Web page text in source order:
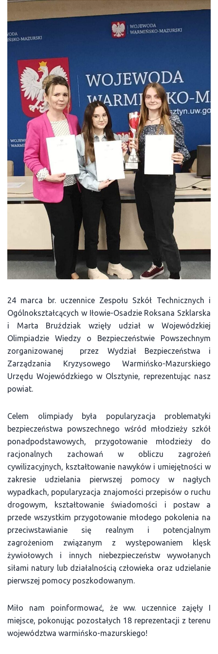
24 marca br. uczennice Zespołu Szkół Technicznych i
Ogólnokształcących w Iłowie-Osadzie Roksana Szklarska
i Marta Bruździak wzięły udział w Wojewódzkiej
Olimpiadzie Wiedzy o Bezpieczeństwie Powszechnym
zorganizowanej przez Wydział Bezpieczeństwa i
Zarządzania Kryzysowego Warmińsko-Mazurskiego
Urzędu Wojewódzkiego w Olsztynie, reprezentując nasz
powiat.
Celem olimpiady była popularyzacja problematyki
bezpieczeństwa powszechnego wśród młodzieży szkół
ponadpodstawowych, przygotowanie młodzieży do
racjonalnych zachowań w obliczu zagrożeń
cywilizacyjnych, kształtowanie nawyków i umiejętności w
zakresie udzielania pierwszej pomocy w nagłych
wypadkach, popularyzacja znajomości przepisów o ruchu
drogowym, kształtowanie świadomości i postaw a
przede wszystkim przygotowanie młodego pokolenia na
przeciwstawianie się realnym i potencjalnym
zagrożeniom związanym z występowaniem klęsk
żywiołowych i innych niebezpieczeństw wywołanych
siłami natury lub działalnością człowieka oraz udzielanie
pierwszej pomocy poszkodowanym.
Miło nam poinformować, że ww. uczennice zajęły I
miejsce, pokonując pozostałych 18 reprezentacji z terenu
województwa warmińsko-mazurskiego!